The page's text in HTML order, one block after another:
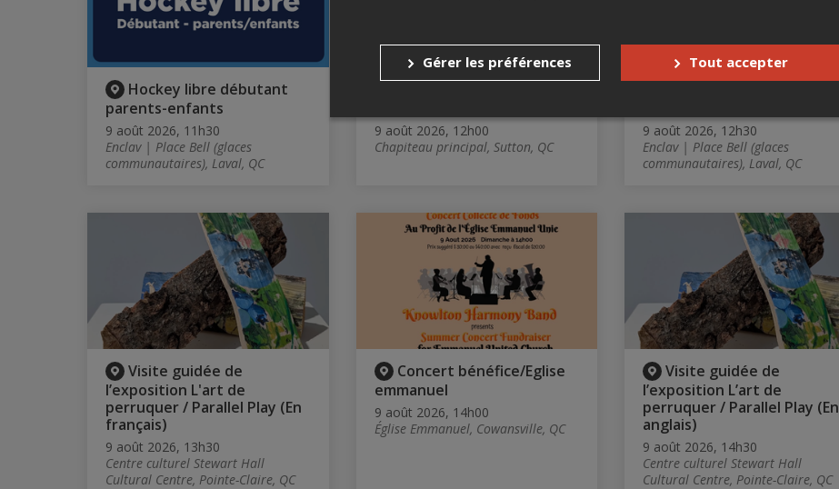
Hockey libre débutant
parents-enfants
9 août 2026, 11h30
Enclav | Place Bell (glaces
communautaires), Laval, QC
9 août 2026, 12h00
Chapiteau principal, Sutton, QC
9 août 2026, 12h30
Enclav | Place Bell (glaces
communautaires), Laval, QC
Visite guidée de
l’exposition L'art de
perruquer / Parallel Play (En
français)
9 août 2026, 13h30
Centre culturel Stewart Hall
Cultural Centre, Pointe-Claire, QC
Concert bénéfice/Eglise
emmanuel
9 août 2026, 14h00
Église Emmanuel, Cowansville, QC
Visite guidée de
l’exposition L’art de
perruquer / Parallel Play (En
anglais)
9 août 2026, 14h30
Centre culturel Stewart Hall
Cultural Centre, Pointe-Claire, QC
Gérer les préférences Tout accepter